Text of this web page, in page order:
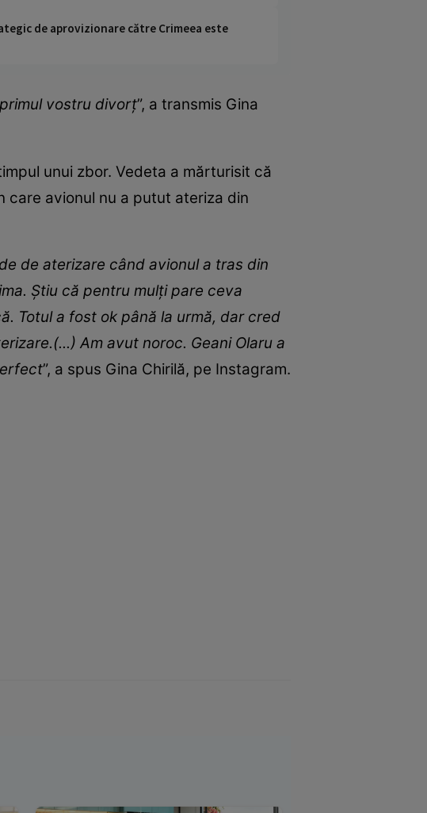
de aprovizionare către Crimeea este
vostru divorț”, a transmis Gina
unui zbor. Vedeta a mărturisit că
care avionul nu a putut ateriza din
de aterizare când avionul a tras din
Știu că pentru mulți pare ceva
Totul a fost ok până la urmă, dar cred
Am avut noroc. Geani Olaru a
”, a spus Gina Chirilă, pe Instagram.